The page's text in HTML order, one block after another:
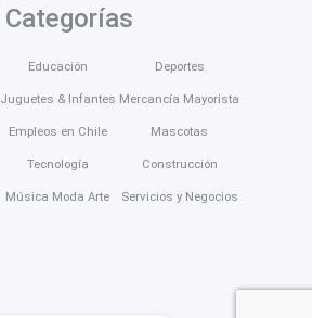
Categorías
Educación
Juguetes & Infantes
Empleos en Chile
Tecnología
Música Moda Arte
Deportes
Mercancía Mayorista
Mascotas
Construcción
Servicios y Negocios